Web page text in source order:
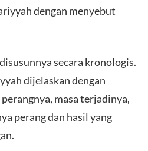
dengan menyebut
secara kronologis.
dijelaskan dengan
masa terjadinya,
perang dan hasil yang